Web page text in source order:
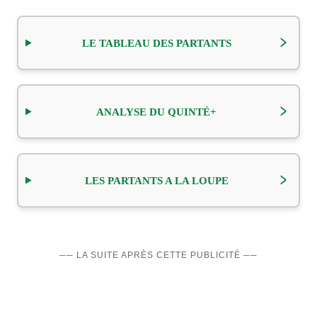
LE TABLEAU DES PARTANTS
ANALYSE DU QUINTÉ+
LES PARTANTS A LA LOUPE
── LA SUITE APRÈS CETTE PUBLICITÉ ──